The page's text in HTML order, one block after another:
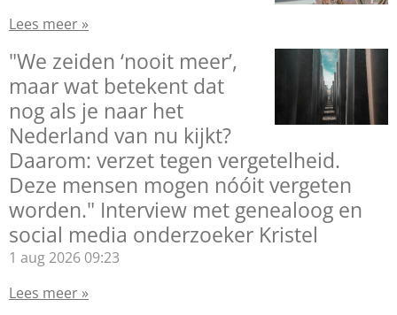
Lees meer »
"We zeiden ‘nooit meer’,
maar wat betekent dat
nog als je naar het
Nederland van nu kijkt?
Daarom: verzet tegen vergetelheid.
Deze mensen mogen nóóit vergeten
worden." Interview met genealoog en
social media onderzoeker Kristel
1 aug 2026 09:23
Lees meer »